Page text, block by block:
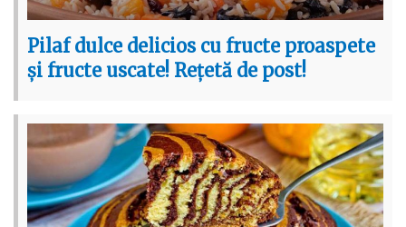
Pilaf dulce delicios cu fructe proaspete
și fructe uscate! Rețetă de post!